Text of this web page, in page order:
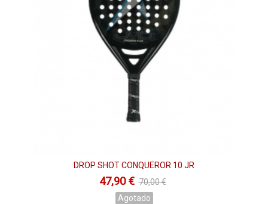
DROP SHOT CONQUEROR 10 JR
47,90 € 70,00 €
Agotado